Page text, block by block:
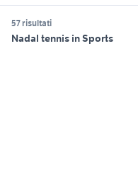
57 risultati
Nadal tennis in Sports